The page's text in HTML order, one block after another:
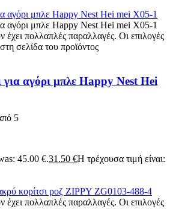
έχει πολλαπλές παραλλαγές. Οι επιλογές
σελίδα του προϊόντος
για αγόρι μπλε Happy Nest Hei
5
45.00 €.31.50 €Η τρέχουσα τιμή είναι:
έχει πολλαπλές παραλλαγές. Οι επιλογές